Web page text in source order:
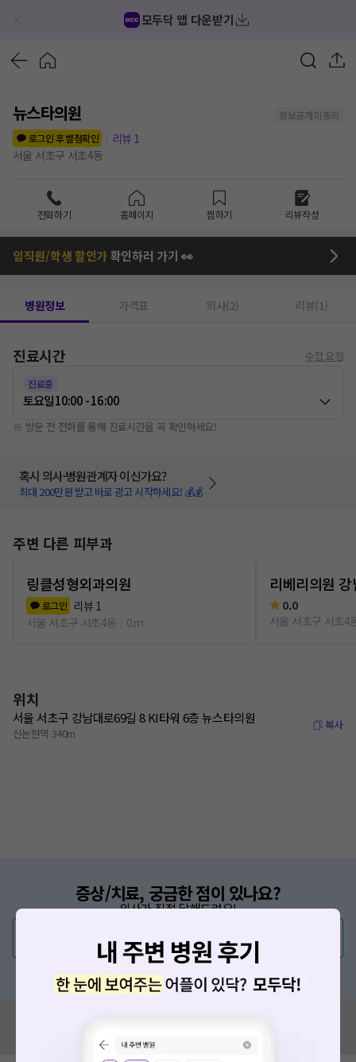
모두닥 앱 다운받기
뉴스타의원
정보공개 미동의
로그인 후 별점확인
리뷰 1
서울 서초구 서초4동
전화하기 홈페이지 찜하기 리뷰작성
임직원/학생 할인가확인하러 가기 👀
병원정보 가격표 의사(2) 리뷰(1)
진료시간 수정 요청
진료중
토요일10:00 - 16:00
※ 방문 전 전화를 통해 진료시간을 꼭 확인하세요!
혹시 의사·병원관계자 이신가요?
최대 200만원 받고 바로 광고 시작하세요! 💰💰
주변 다른 피부과
링클성형외과의원
로그인 리뷰 1
서울 서초구 서초4동
0m
리베리의원
0.0
서울 서초구 서초4
위치
서울 서초구 강남대로69길 8 KI타워 6층 뉴스타의원
신논현역 340m
복사
증상/치료, 궁금한 점이 있나요?
의사가 직접 답해드려요!
💬 무엇이든 물어보세요
혹은, 의료상담 서비스에 다양한 게시글 보러가기
모두닥 팀에 알려주세요!